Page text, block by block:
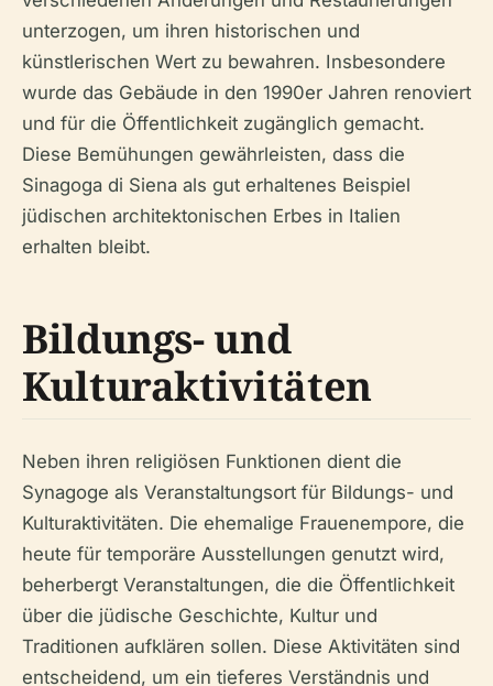
unterzogen, um ihren historischen und
künstlerischen Wert zu bewahren. Insbesondere
wurde das Gebäude in den 1990er Jahren renoviert
und für die Öffentlichkeit zugänglich gemacht.
Diese Bemühungen gewährleisten, dass die
Sinagoga di Siena als gut erhaltenes Beispiel
jüdischen architektonischen Erbes in Italien
erhalten bleibt.
Bildungs- und
Kulturaktivitäten
Neben ihren religiösen Funktionen dient die
Synagoge als Veranstaltungsort für Bildungs- und
Kulturaktivitäten. Die ehemalige Frauenempore, die
heute für temporäre Ausstellungen genutzt wird,
beherbergt Veranstaltungen, die die Öffentlichkeit
über die jüdische Geschichte, Kultur und
Traditionen aufklären sollen. Diese Aktivitäten sind
entscheidend, um ein tieferes Verständnis und